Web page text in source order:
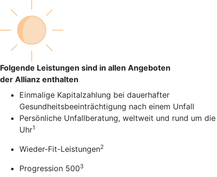
Folgende Leistungen sind in allen Angeboten
der Allianz enthalten
Einmalige Kapitalzahlung bei dauerhafter
Gesundheitsbeeinträchtigung nach einem Unfall
Persönliche Unfallberatung, weltweit und rund um die
Uhr1
Wieder-Fit-Leistungen2
Progression 5003